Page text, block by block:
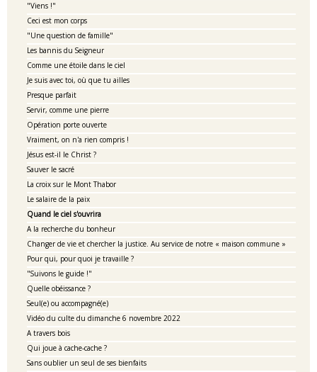
"Viens !"
Ceci est mon corps
"Une question de famille"
Les bannis du Seigneur
Comme une étoile dans le ciel
Je suis avec toi, où que tu ailles
Presque parfait
Servir, comme une pierre
Opération porte ouverte
Vraiment, on n'a rien compris !
Jésus est-il le Christ ?
Sauver le sacré
La croix sur le Mont Thabor
Le salaire de la paix
Quand le ciel s'ouvrira
A la recherche du bonheur
Changer de vie et chercher la justice. Au service de notre « maison commune »
Pour qui, pour quoi je travaille ?
"Suivons le guide !"
Quelle obéissance ?
Seul(e) ou accompagné(e)
Vidéo du culte du dimanche 6 novembre 2022
A travers bois
Qui joue à cache-cache ?
Sans oublier un seul de ses bienfaits